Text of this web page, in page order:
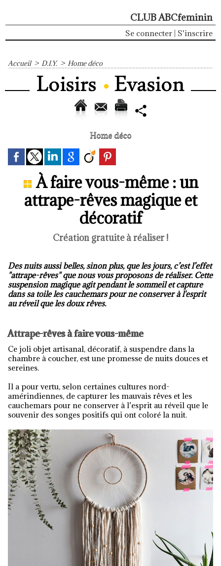
CLUB ABCfeminin
Se connecter S'inscrire
Accueil > D.I.Y. > Home déco
Home déco
À faire vous-même : un
attrape-rêves magique et
décoratif
Création gratuite à réaliser !
Des nuits aussi belles, sinon plus, que les jours, c’est l’effet
"attrape-rêves" que nous vous proposons de réaliser. Cette
suspension magique agit pendant le sommeil et capture
dans sa toile les cauchemars pour ne conserver à l'esprit
au réveil que les doux rêves.
Attrape-rêves à faire vous-même
Ce joli objet artisanal, décoratif, à suspendre dans la
chambre à coucher, est une promesse de nuits douces et
sereines.
Il a pour vertu, selon certaines cultures nord-
amérindiennes, de capturer les mauvais rêves et les
cauchemars pour ne conserver à l’esprit au réveil que le
souvenir des songes positifs qui ont coloré la nuit.